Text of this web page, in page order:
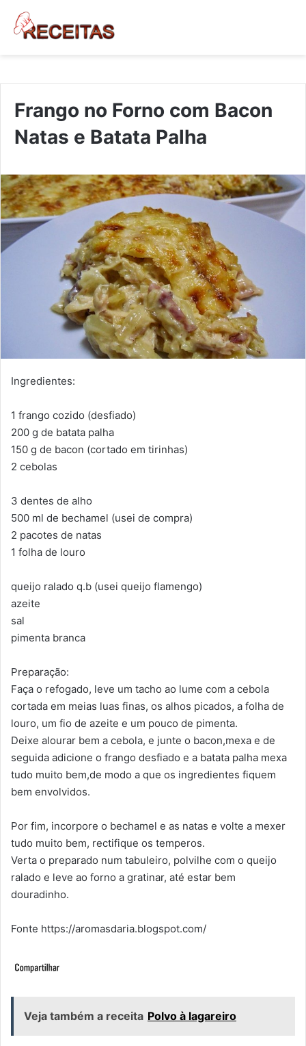
Frango no Forno com Bacon
Natas e Batata Palha
Ingredientes:
1 frango cozido (desfiado)
200 g de batata palha
150 g de bacon (cortado em tirinhas)
2 cebolas
3 dentes de alho
500 ml de bechamel (usei de compra)
2 pacotes de natas
1 folha de louro
queijo ralado q.b (usei queijo flamengo)
azeite
sal
pimenta branca
Preparação:
Faça o refogado, leve um tacho ao lume com a cebola
cortada em meias luas finas, os alhos picados, a folha de
louro, um fio de azeite e um pouco de pimenta.
Deixe alourar bem a cebola, e junte o bacon,mexa e de
seguida adicione o frango desfiado e a batata palha mexa
tudo muito bem,de modo a que os ingredientes fiquem
bem envolvidos.
Por fim, incorpore o bechamel e as natas e volte a mexer
tudo muito bem, rectifique os temperos.
Verta o preparado num tabuleiro, polvilhe com o queijo
ralado e leve ao forno a gratinar, até estar bem
douradinho.
Fonte https://aromasdaria.blogspot.com/
Veja também a receita Polvo à lagareiro